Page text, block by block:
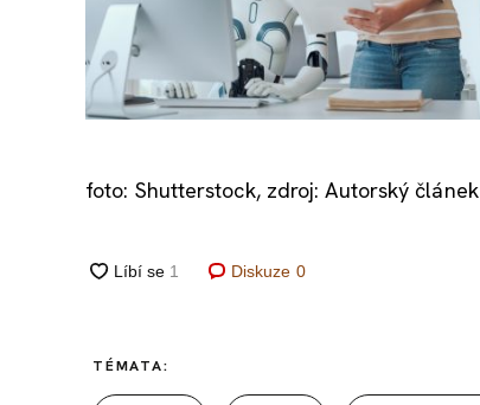
foto: Shutterstock, zdroj: Autorský článek
Diskuze 0
TÉMATA: